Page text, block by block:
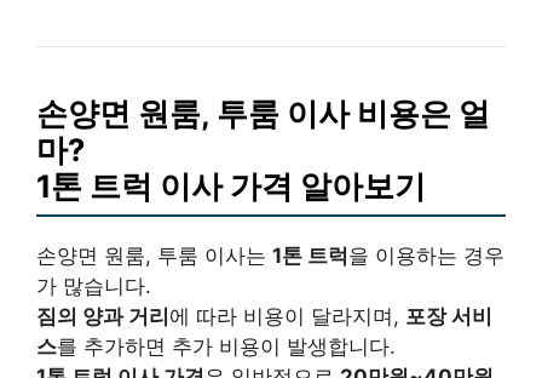
손양면 원룸, 투룸 이사 비용은 얼
마?
1톤 트럭 이사 가격 알아보기
손양면 원룸, 투룸 이사는 1톤 트럭을 이용하는 경우
가 많습니다.
짐의 양과 거리에 따라 비용이 달라지며, 포장 서비
스를 추가하면 추가 비용이 발생합니다.